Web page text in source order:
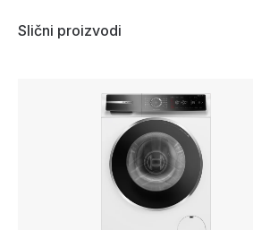
Slični proizvodi